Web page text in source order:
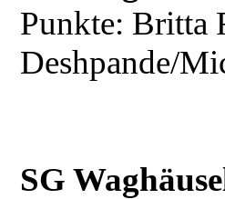
Punkte: Britta
Deshpande/
SG